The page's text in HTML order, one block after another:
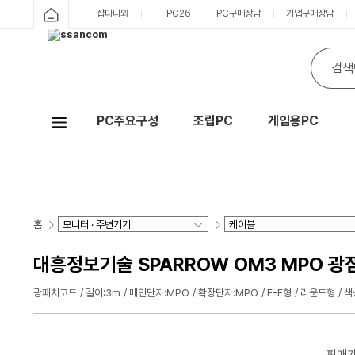
샵다나와 PC26 PC구매상담 기업구매상담
PC주요구성 조립PC 게임용PC
홈
대흥정보기술 SPARROW OM3 MPO 광
광패치코드 길이:3m 메인단자:MPO 확장단자:MPO F-F형 라운드형 색